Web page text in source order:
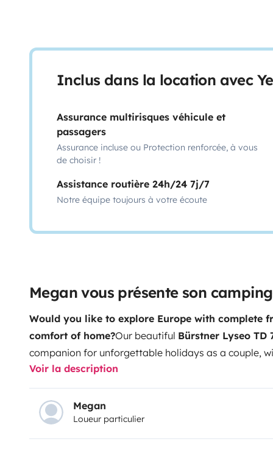
Inclus dans la location avec
Assurance multirisques véhicule et
passagers
Assurance incluse ou Protection renforcée, à vous
de choisir !
Assistance routière 24h/24 7j/7
Notre équipe toujours à votre écoute
Megan vous présente son
Would you like to explore Europe with complete
comfort of home?Our beautiful Bürstner Lyseo TD
companion for unforgettable holidays as a couple,
friends. Spacious, bright, and exceptionally
offers everything you need to fully enjoy your
be.✨ On board✅ Large and extremely comfortable
down double bed✅ Spacious and bright lounge area
room✅ Separate toilet✅ Fully equipped kitchen✅
Voir la description
Megan
Loueur particulier